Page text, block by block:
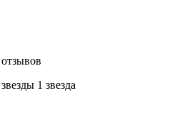
1 звeзда